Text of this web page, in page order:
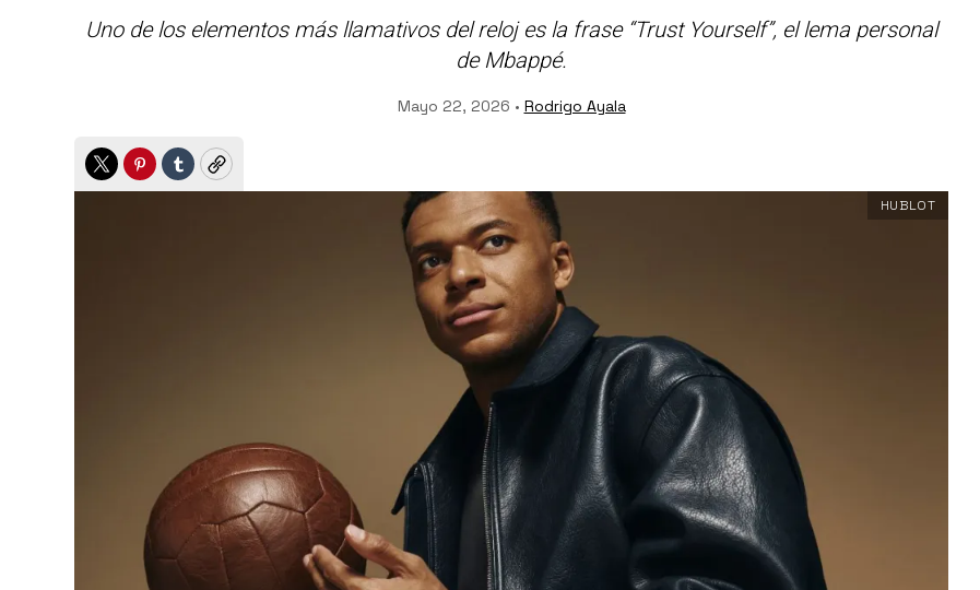
Uno de los elementos más llamativos del reloj es la frase “Trust Yourself”, el lema personal
de Mbappé.
Mayo 22, 2026 • Rodrigo Ayala
TwitterPinterest
TumblrCopy
HUBLOT